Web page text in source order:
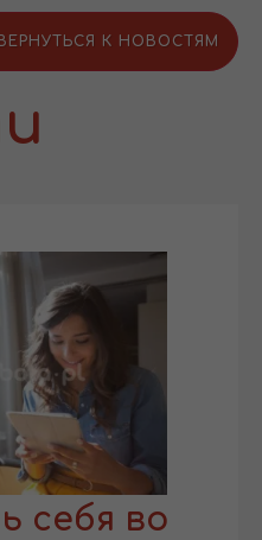
ВЕРНУТЬСЯ К НОВОСТЯМ
себя во